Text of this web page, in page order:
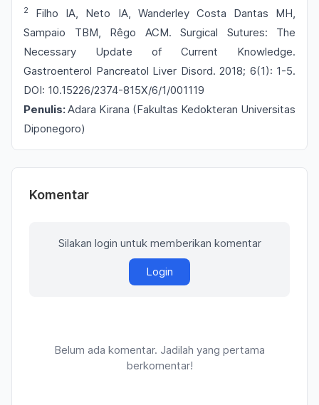
2
Filho IA, Neto IA, Wanderley Costa Dantas MH,
Sampaio TBM, Rêgo ACM. Surgical Sutures: The
Necessary Update of Current Knowledge.
Gastroenterol Pancreatol Liver Disord. 2018; 6(1): 1-5.
DOI: 10.15226/2374-815X/6/1/001119
Penulis:Adara Kirana (Fakultas Kedokteran Universitas
Diponegoro)
Komentar
Silakan login untuk memberikan komentar
Login
Belum ada komentar. Jadilah yang pertama
berkomentar!